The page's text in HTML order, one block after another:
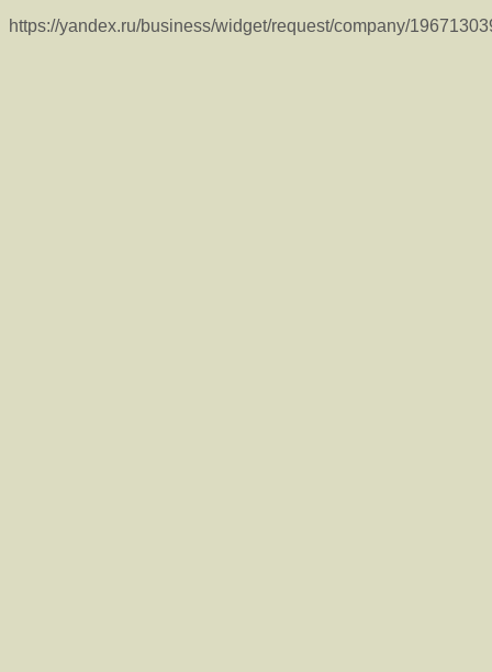
https://yandex.ru/business/widget/request/company/